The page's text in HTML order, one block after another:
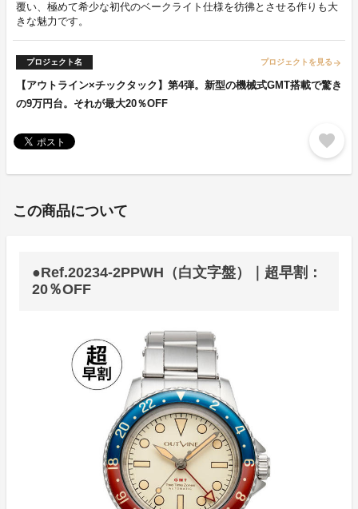
覆い、極めて希少な初代のベークライト仕様を彷彿とさせる作りも大
きな魅力です。
プロジェクト名 プロジェクトを見る arrow_forward
【アウトライン×チックタック】第4弾。新型の機械式GMT搭載で驚き
の9万円台。それが最大20％OFF
favorite
この商品について
●Ref.20234-2PPWH（白文字盤）｜超早割：
20％OFF